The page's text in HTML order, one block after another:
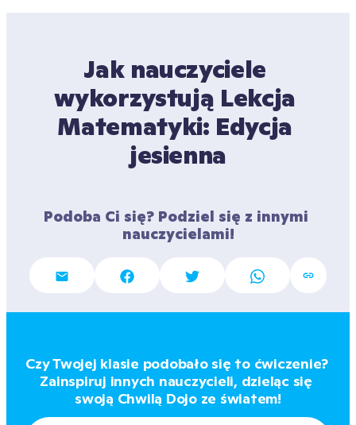
Jak nauczyciele
wykorzystują Lekcja
Matematyki: Edycja
jesienna
Podoba Ci się? Podziel się z innymi
nauczycielami!
Czy Twojej klasie podobało się to ćwiczenie?
Zainspiruj innych nauczycieli, dzieląc się
swoją Chwilą Dojo ze światem!